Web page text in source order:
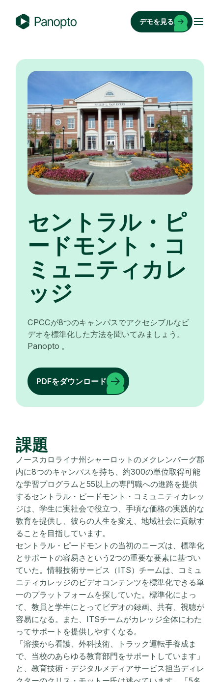
n
デモを見る
セントラル・ピ
ードモント・コ
ミュニティカレ
ッジ
CPCCが8つのキャンパスでアクセシブルなビ
デオを標準化した方法を聞いてみましょう。
Panopto 。
PDFをダウンロード
課題
ノースカロライナ州シャーロットのメクレンバーグ郡
内に8つのキャンパスを持ち、約300の単位取得可能
な学習プログラムと55以上の専門職への進路を提供
するセントラル・ピードモント・コミュニティカレッ
ジは、学生に実社会で役立つ、手頃な価格の実践的な
教育を提供し、彼らの人生を変え、地域社会に貢献す
ることを目指しています。
セントラル・ピードモントの当初のニーズは、標準化
とサポートの容易さという2つの重要な要素に基づい
ていた。情報技術サービス（ITS）チームは、コミュ
ニティカレッジのビデオコンテンツを標準化できる単
一のプラットフォームを探していた。標準化によっ
て、教員と学生にとってビデオの録画、共有、視聴が
容易になる。また、ITSチームがカレッジ全体にわた
ってサポートを提供しやすくなる。
「溶接から看護、外科技術、トラック運転手養成ま
で、当校のあらゆる教育部門をサポートしています」
と、教育技術・デジタルメディアサービス担当ディレ